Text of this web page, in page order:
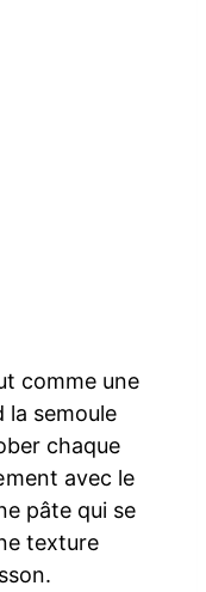
comme une
la semoule
chaque
avec le
pâte qui se
texture